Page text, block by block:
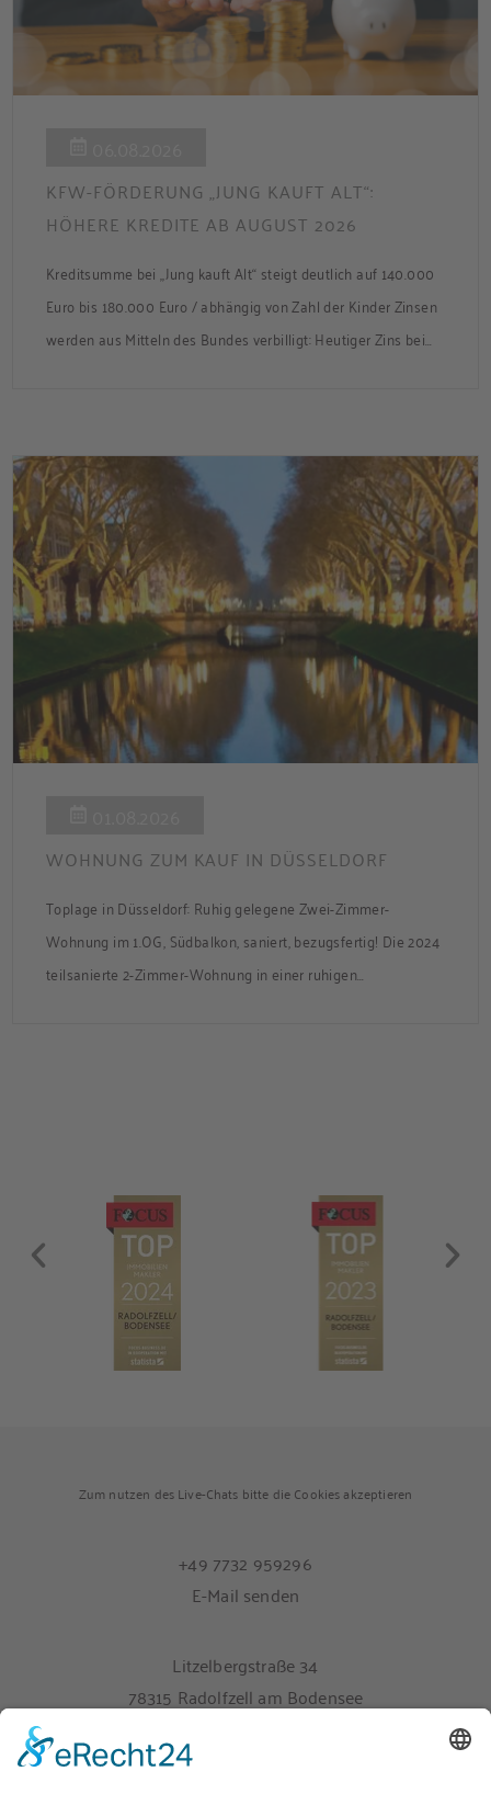
KFW-FÖRDERUNG „JUNG KAUFT ALT“:
HÖHERE KREDITE AB AUGUST 2026
Kreditsumme bei „Jung kauft Alt“ steigt deutlich auf 140.000
Euro bis 180.000 Euro / abhängig von Zahl der Kinder Zinsen
werden aus Mitteln des Bundes verbilligt: Heutiger Zins bei
Förderzusage / Sanierung in Einzelmaßnahmen […]
WOHNUNG ZUM KAUF IN DÜSSELDORF
Toplage in Düsseldorf: Ruhig gelegene Zwei-Zimmer-
Wohnung im 1.OG, Südbalkon, saniert, bezugsfertig! Die 2024
teilsanierte 2-Zimmer-Wohnung in einer ruhigen
Zum nutzen des Live-Chats bitte die Cookies akzeptieren
+49 7732 959296
E-Mail senden
Litzelbergstraße 34
78315 Radolfzell am Bodensee
Melden Sie sich hier für unseren Newsletter an